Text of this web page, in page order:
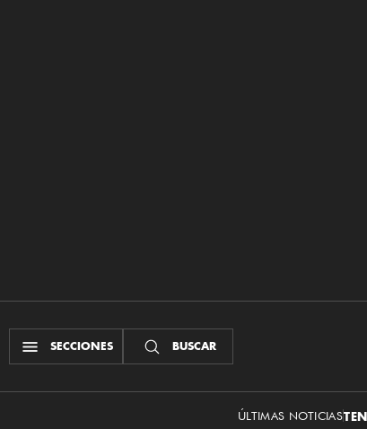
SECCIONES BUSCAR
ÚLTIMAS NOTICIAS